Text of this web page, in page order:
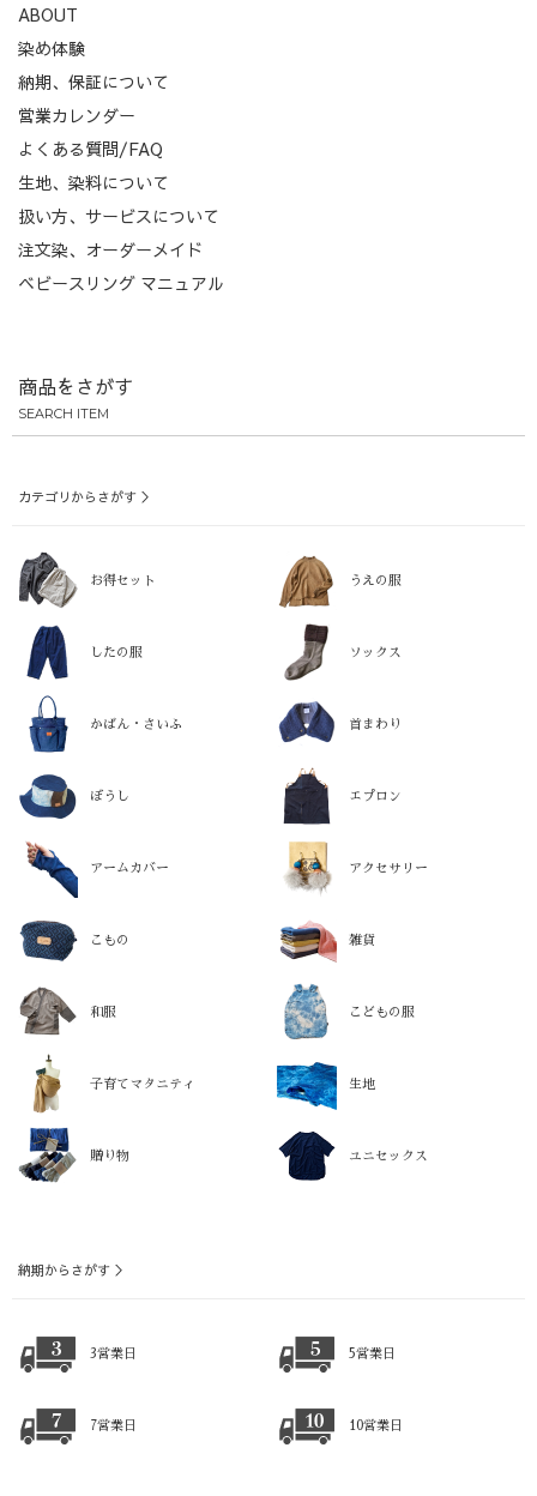
ABOUT
染め体験
納期、保証について
営業カレンダー
よくある質問/FAQ
生地、染料について
扱い方、サービスについて
注文染、オーダーメイド
ベビースリング マニュアル
商品をさがす
SEARCH ITEM
カテゴリからさがす ＞
お得セット うえの服
したの服 ソックス
かばん・さいふ 首まわり
ぼうし エプロン
アームカバー アクセサリー
こもの 雑貨
和服 こどもの服
子育てマタニティ 生地
贈り物 ユニセックス
納期からさがす ＞
3営業日 5営業日
7営業日 10営業日